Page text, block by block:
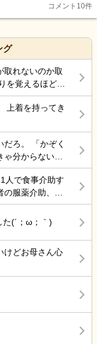
えて頂けるとありが
で、、、 私たち
もあるので、こうな
したいです。 こうい
調べてもあまり情報
宜しくお願いします
コメント 10件
グ
取れないのか取
覚えるほど仕
話越しで、また
営業なんて皆無
て回ってきた
こまで減ってい
上着を持ってき
だろ。 「かぞく
分からないだ
意味にトゲトゲ
うするんだろ。
人で食事介助す
服薬介助、動
までやらされ、
た(´；ω；｀)
けどお母さん心